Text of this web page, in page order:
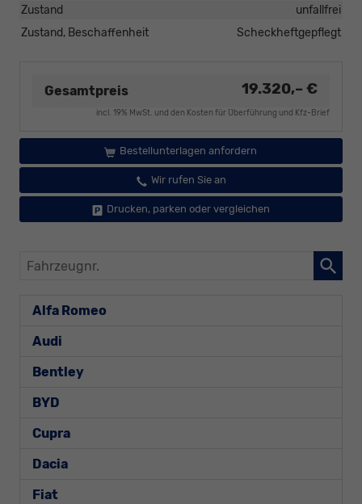
Zustand
unfallfrei
Zustand, Beschaffenheit
Scheckheftgepflegt
Gesamtpreis 19.320,– €
incl. 19% MwSt. und den Kosten für Überführung und Kfz-Brief
Bestellunterlagen anfordern
Wir rufen Sie an
Drucken, parken oder vergleichen
Fahrzeugnr.
Alfa Romeo
Audi
Bentley
BYD
Cupra
Dacia
Fiat